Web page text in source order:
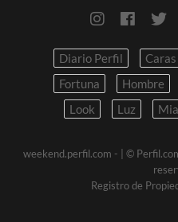
Diario Perfil Caras
Fortuna
Hombre
Look
Luz Mia
weekend.perfil.com -
| ©
Registro de